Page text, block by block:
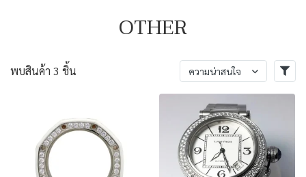
OTHER
พบสินค้า 3 ชิ้น ความน่าสนใจ